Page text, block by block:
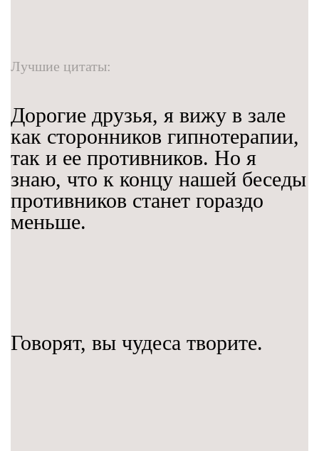
Лучшие цитаты:
Дорогие друзья, я вижу в зале
как сторонников гипнотерапии,
так и ее противников. Но я
знаю, что к концу нашей беседы
противников станет гораздо
меньше.
Говорят, вы чудеса творите.